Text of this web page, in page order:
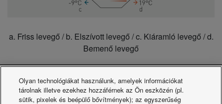
a. Friss levegő / b. Elszívott levegő / c. Kiáramló levegő / d.
Bemenő levegő
· Alacsony energiafelhasználású családi házakba vagy
lakásokba alkalmas
Olyan technológiákat használunk, amelyek információkat
tárolnak illetve ezekhez hozzáférnek az Ön eszközén (pl.
sütik, pixelek és beépülő bővítmények); az egyszerűség